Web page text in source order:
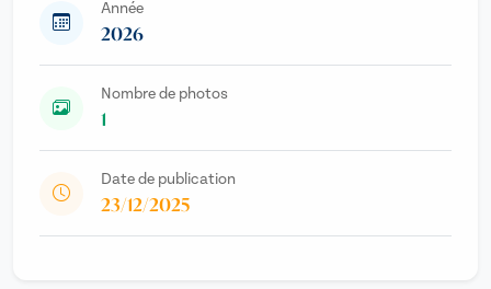
Année
2026
Nombre de photos
1
Date de publication
23/12/2025